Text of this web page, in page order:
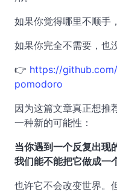
如果你觉得哪里不顺手
如果你完全不需要，也
👉 https://
pomodoro
因为这篇文章真正想推
一种新的可能性：
当你遇到一个反复出现
我们能不能把它做成一
也许它不会改变世界。